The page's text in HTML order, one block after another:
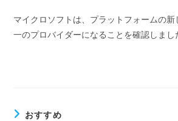
マイクロソフトは、プラットフォームの
一のプロバイダーになることを確認しまし
おすすめ